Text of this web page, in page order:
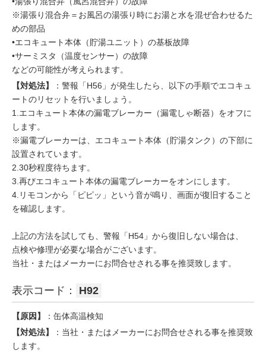
※湯張り混合弁＝お風呂の湯張り時にお湯と水を混ぜ合わせるた
めの部品
•エコキュート本体（貯湯ユニット）の基板故障
•サーミスタ（温度センサー）の故障
などの可能性が考えられます。
【対処法】
：警報「H56」が発生したら、以下の手順でエコキュ
ートのリセットを行いましょう。
1.エコキュート本体の漏電ブレーカー（漏電しゃ断器）をオフに
します。
※漏電ブレーカーは、エコキュート本体（貯湯タンク）の下部に
設置されています。
2.30秒程度待ちます。
3.再びエコキュート本体の漏電ブレーカーをオンにします。
4.リモコンから「ピピッ」という音が鳴り、画面が復旧すること
を確認します。
上記の方法を試しても、警報「H54」から復旧しない場合は、
点検や修理が必要な場合がございます。
当社・またはメーカーにお問合せされる事を推奨致します。
表示コード： H92
【原因】
：缶体高温検知
【対処法】
：当社・またはメーカーにお問合せされる事を推奨致
します。